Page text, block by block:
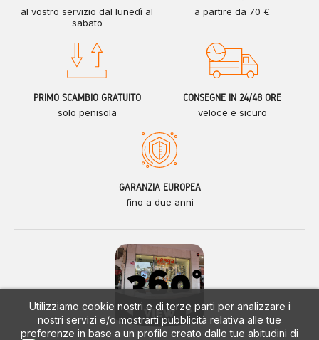
Utilizziamo cookie nostri e di terze parti per analizzare i
nostri servizi e/o mostrarti pubblicità relativa alle tue
preferenze in base a un profilo creato dalle tue abitudini di
al vostro servizio dal lunedì al
sabato
a partire da 70 €
PRIMO SCAMBIO GRATUITO
solo penisola
CONSEGNE IN 24/48 ORE
veloce e sicuro
GARANZIA EUROPEA
fino a due anni